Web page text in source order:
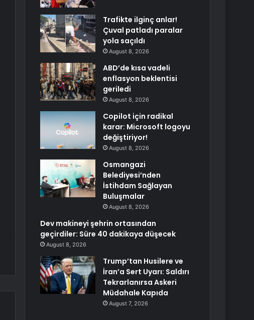
Trafikte ilginç anlar!
Çuval patladı paralar
yola saçıldı
August 8, 2026
ABD’de kısa vadeli
enflasyon beklentisi
geriledi
August 8, 2026
Copilot için radikal
karar: Microsoft logoyu
değiştiriyor!
August 8, 2026
Osmangazi
Belediyesi’nden
İstihdam Sağlayan
Buluşmalar
August 8, 2026
Dev makineyi şehrin ortasından
geçirdiler: Süre 40 dakikaya düşecek
August 8, 2026
Trump’tan Husilere ve
İran’a Sert Uyarı: Saldırı
Tekrarlanırsa Askeri
Müdahale Kapıda
August 7, 2026